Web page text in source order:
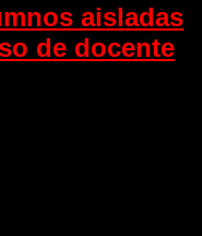
aisladas
de docente